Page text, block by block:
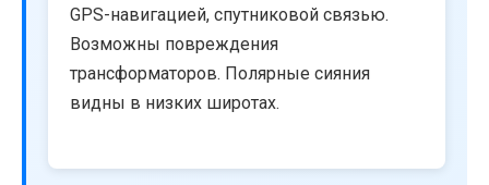
GPS-навигацией, спутниковой связью.
Возможны повреждения
трансформаторов. Полярные сияния
видны в низких широтах.